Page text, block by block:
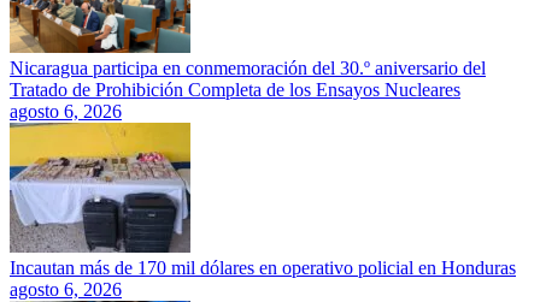
Nicaragua participa en conmemoración del 30.º aniversario del
Tratado de Prohibición Completa de los Ensayos Nucleares
agosto 6, 2026
Incautan más de 170 mil dólares en operativo policial en Honduras
agosto 6, 2026